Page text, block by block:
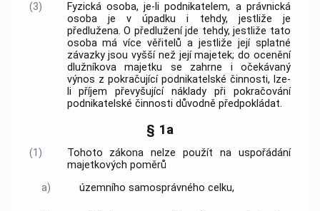
(3)
Fyzická osoba, je-li podnikatelem, a právnická
osoba je v úpadku i tehdy, jestliže je
předlužena. O předlužení jde tehdy, jestliže tato
osoba má více věřitelů a jestliže její splatné
závazky jsou vyšší než její majetek; do ocenění
dlužníkova majetku se zahrne i očekávaný
výnos z pokračující podnikatelské činnosti, lze-
li příjem převyšující náklady při pokračování
podnikatelské činnosti důvodně předpokládat.
§ 1a
(1)
Tohoto zákona nelze použít na uspořádání
majetkových poměrů
a)
územního samosprávného celku,